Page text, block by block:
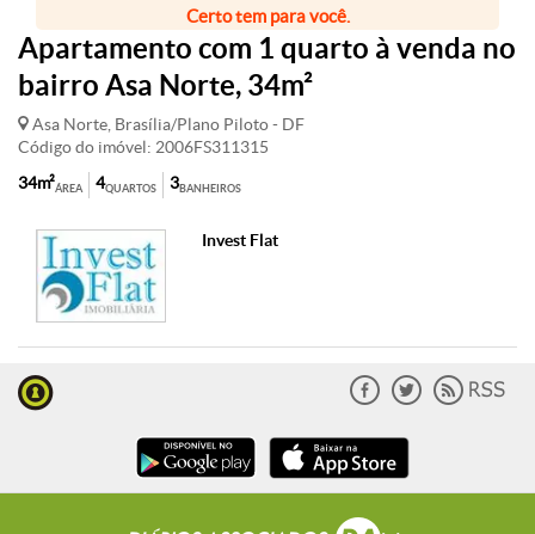
Certo tem para você.
Apartamento com 1 quarto à venda no
bairro Asa Norte, 34m²
Asa Norte, Brasília/Plano Piloto - DF
Código do imóvel: 2006FS311315
ÁREA
34m² QUARTOS
4 BANHEIROS
3
Invest Flat